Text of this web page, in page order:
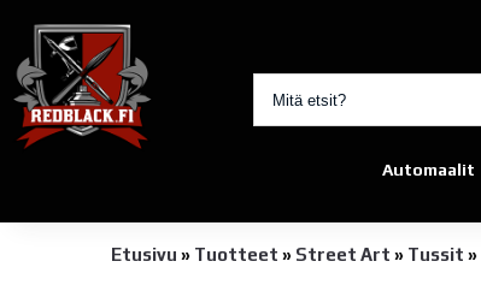
Automaalit
Etusivu » Tuotteet » Street Art » Tussit »